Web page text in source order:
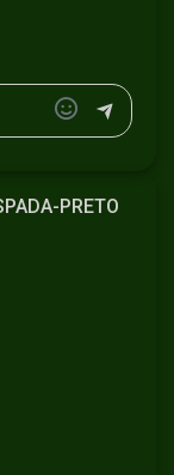
PRETO